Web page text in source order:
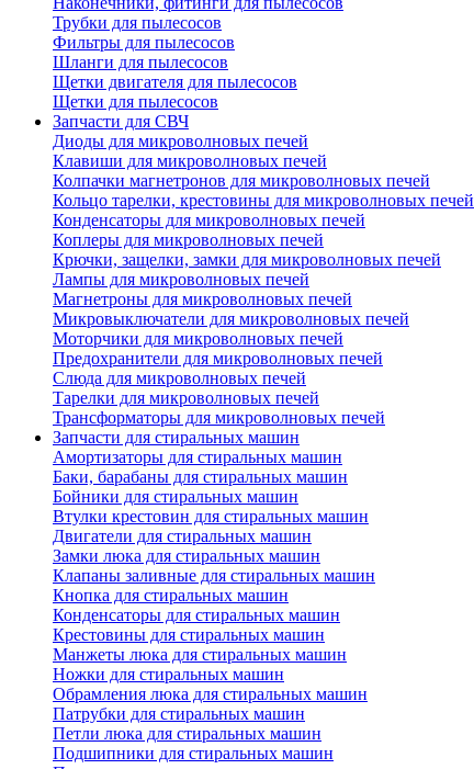
Трубки для пылесосов
Фильтры для пылесосов
Шланги для пылесосов
Щетки двигателя для пылесосов
Щетки для пылесосов
Запчасти для СВЧ
Диоды для микроволновых печей
Клавиши для микроволновых печей
Колпачки магнетронов для микроволновых печей
Кольцо тарелки, крестовины для микроволновых печей
Конденсаторы для микроволновых печей
Коплеры для микроволновых печей
Крючки, защелки, замки для микроволновых печей
Лампы для микроволновых печей
Магнетроны для микроволновых печей
Микровыключатели для микроволновых печей
Моторчики для микроволновых печей
Предохранители для микроволновых печей
Слюда для микроволновых печей
Тарелки для микроволновых печей
Трансформаторы для микроволновых печей
Запчасти для стиральных машин
Амортизаторы для стиральных машин
Баки, барабаны для стиральных машин
Бойники для стиральных машин
Втулки крестовин для стиральных машин
Двигатели для стиральных машин
Замки люка для стиральных машин
Клапаны заливные для стиральных машин
Кнопка для стиральных машин
Конденсаторы для стиральных машин
Крестовины для стиральных машин
Манжеты люка для стиральных машин
Ножки для стиральных машин
Обрамления люка для стиральных машин
Патрубки для стиральных машин
Петли люка для стиральных машин
Подшипники для стиральных машин